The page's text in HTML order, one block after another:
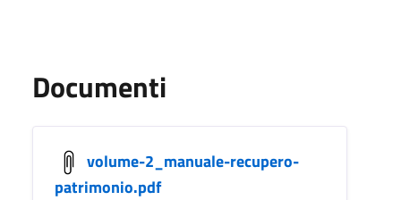
Documenti
volume-2_manuale-recupero-
patrimonio.pdf